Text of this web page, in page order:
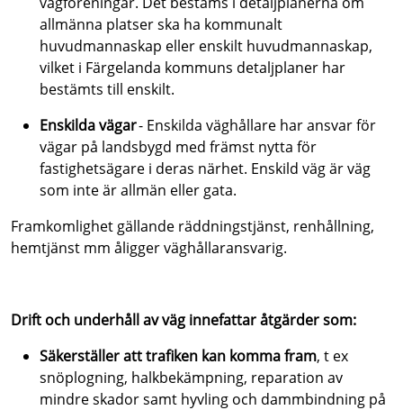
allmänna platser ska ha kommunalt
huvudmannaskap eller enskilt huvudmannaskap,
vilket i Färgelanda kommuns detaljplaner har
bestämts till enskilt.
Enskilda vägar- Enskilda väghållare har ansvar för
vägar på landsbygd med främst nytta för
fastighetsägare i deras närhet. Enskild väg är väg
som inte är allmän eller gata.
Framkomlighet gällande räddningstjänst, renhållning,
hemtjänst mm åligger väghållaransvarig.
Drift och underhåll av väg innefattar åtgärder som:
Säkerställer att trafiken kan komma fram, t ex
snöplogning, halkbekämpning, reparation av
mindre skador samt hyvling och dammbindning på